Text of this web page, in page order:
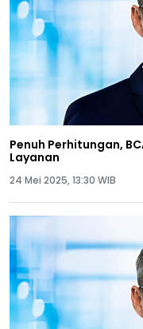
Penuh Perhitungan,
Layanan
24 Mei 2025, 13:30 WIB